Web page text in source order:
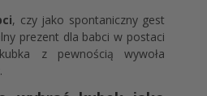
, czy jako spontaniczny gest
prezent dla babci w postaci
z pewnością wywoła